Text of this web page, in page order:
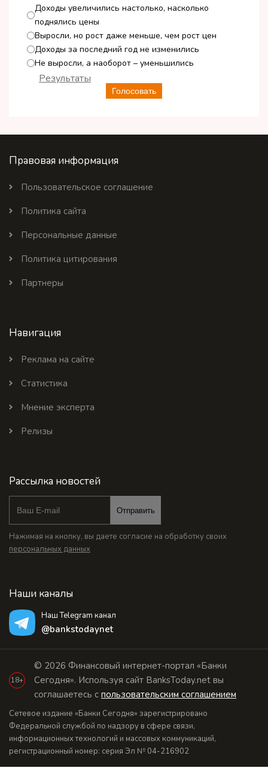
Доходы увеличились настолько, насколько
поднялись цены
Выросли, но рост даже меньше, чем рост цен
Доходы за последний год не изменились
Не выросли, а наоборот – уменьшились
Голосовать
Результаты
Правовая информация
Пользовательское соглашение
Политика сайта
Персональные данные
Политика цитирования
Партнеры
Навигация
Реклама на сайте
Статистика
Мнение эксперта
Релизы
Рассылка новостей
Отправить
Нажимая на кнопку, вы даете согласие на обработку своих
персональных данных
Наши каналы
Наш Telegram канал
@bankstodaynet
18+
© 2026 Финансовый интернет-портал «Банки
Сегодня». Используя сайт BanksToday.net вы
соглашаетесь с пользовательским соглашением
Сетевое издание «Банки Сегодня» зарегистрировано
Федеральной службой по надзору в сфере связи,
информационных технологий и массовых коммуникаций,
регистрационный номер: серия Эл № 04-216902